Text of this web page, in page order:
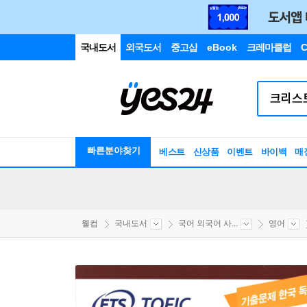
국내도서 외국도서 중고샵 eBook 크레마클럽
빠른분야찾기 베스트 신상품 이벤트 바이백 매
웰컴 국내도서 국어 외국어 사... 영어